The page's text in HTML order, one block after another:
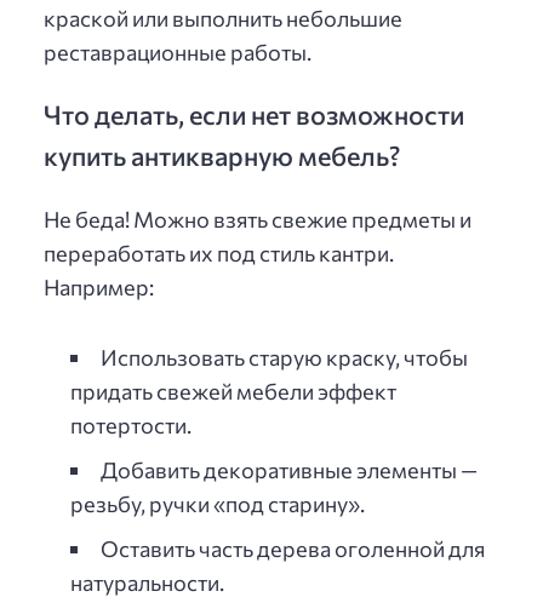
краской или выполнить небольшие
реставрационные работы.
Что делать, если нет возможности
купить антикварную мебель?
Не беда! Можно взять свежие предметы и
переработать их под стиль кантри.
Например:
Использовать старую краску, чтобы
придать свежей мебели эффект
потертости.
Добавить декоративные элементы —
резьбу, ручки «под старину».
Оставить часть дерева оголенной для
натуральности.